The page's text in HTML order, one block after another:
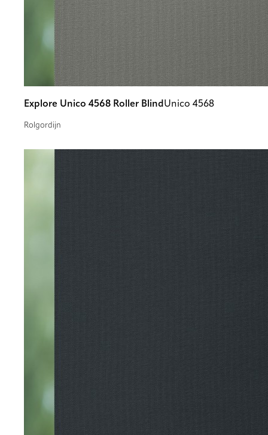
Explore Unico 4568 Roller Blind Unico 4568
Rolgordijn